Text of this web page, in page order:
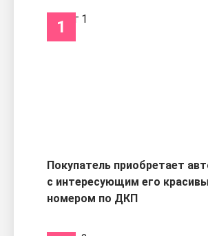
1
Покупатель приобретает
с интересующим его
номером по ДКП